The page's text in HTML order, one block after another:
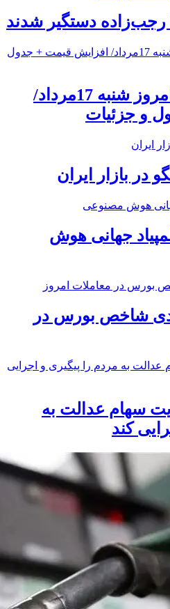
قیمت طلای 18عیار امروز شنبه 17مرداد/
و جزئیات
در بازار ایران
جهانی هوش
واحدی شاخص بورس در
سهام عدالت به
کند